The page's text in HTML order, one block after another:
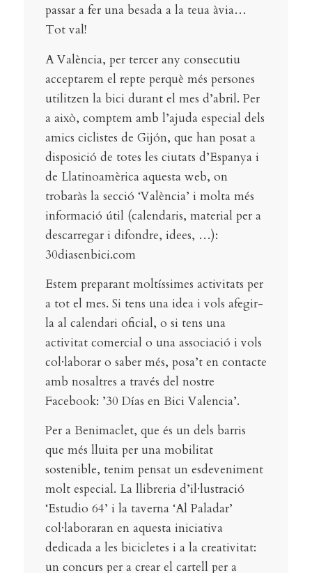
passar a fer una besada a la teua àvia…
Tot val!
A València, per tercer any consecutiu
acceptarem el repte perquè més persones
utilitzen la bici durant el mes d’abril. Per
a això, comptem amb l’ajuda especial dels
amics ciclistes de Gijón, que han posat a
disposició de totes les ciutats d’Espanya i
de Llatinoamèrica aquesta web, on
trobaràs la secció ‘València’ i molta més
informació útil (calendaris, material per a
descarregar i difondre, idees, …):
30diasenbici.com
Estem preparant moltíssimes activitats per
a tot el mes. Si tens una idea i vols afegir-
la al calendari oficial, o si tens una
activitat comercial o una associació i vols
col·laborar o saber més, posa’t en contacte
amb nosaltres a través del nostre
Facebook: ’30 Días en Bici Valencia’.
Per a Benimaclet, que és un dels barris
que més lluita per una mobilitat
sostenible, tenim pensat un esdeveniment
molt especial. La llibreria d’il·lustració
‘Estudio 64’ i la taverna ‘Al Paladar’
col·laboraran en aquesta iniciativa
dedicada a les bicicletes i a la creativitat:
un concurs per a crear el cartell per a